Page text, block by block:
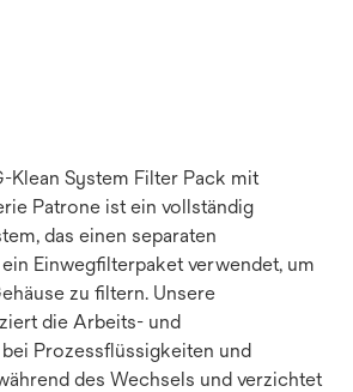
System Filter Pack mit
Patrone ist ein vollständig
das einen separaten
Einwegfilterpaket verwendet, um
zu filtern. Unsere
die Arbeits- und
Prozessflüssigkeiten und
des Wechsels und verzichtet